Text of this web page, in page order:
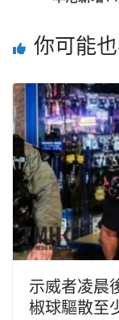
你可能
示威者凌晨
椒球驅散至